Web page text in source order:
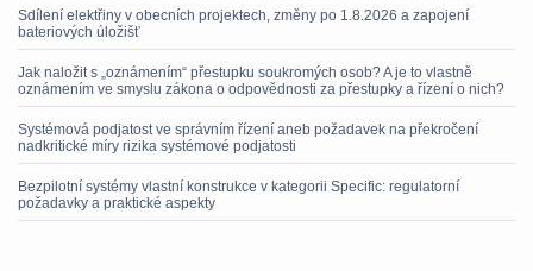
Sdílení elektřiny v obecních projektech, změny po 1.8.2026 a zapojení
bateriových úložišť
Jak naložit s „oznámením“ přestupku soukromých osob? A je to vlastně
oznámením ve smyslu zákona o odpovědnosti za přestupky a řízení o nich?
Systémová podjatost ve správním řízení aneb požadavek na překročení
nadkritické míry rizika systémové podjatosti
Bezpilotní systémy vlastní konstrukce v kategorii Specific: regulatorní
požadavky a praktické aspekty